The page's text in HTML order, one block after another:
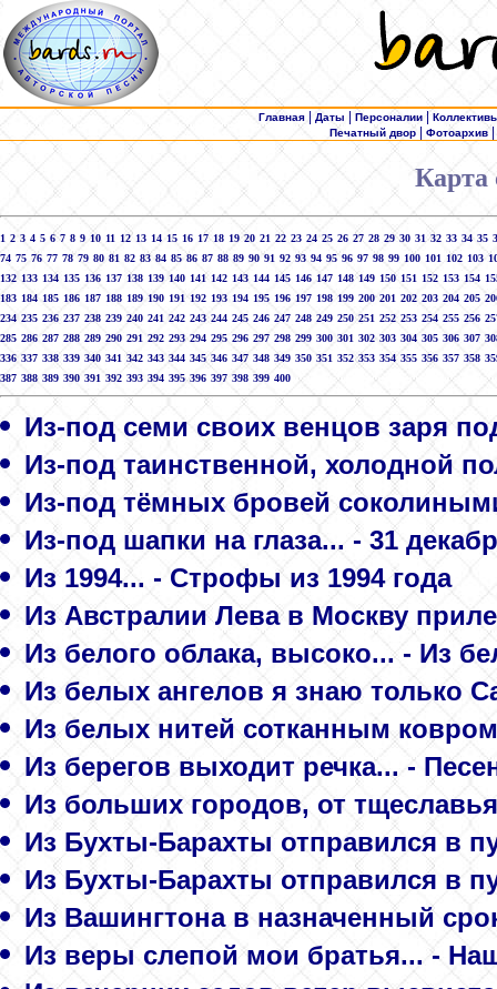
Главная| Даты Персоналии|
Печатный двор| Фотоархив
Карта
1 2 3 4 5 6 7 8 9 10 11 12 13 14 15 16 17 18 19 20 21 22 23 24 25 26 27 28 29 30 31 32 33 34 35
74 75 76 77 78 79 80 81 82 83 84 85 86 87 88 89 90 91 92 93 94 95 96 97 98 99 100 101 102 103
132 133 134 135 136 137 138 139 140 141 142 143 144 145 146 147 148 149 150 151 152 153 154
183 184 185 186 187 188 189 190 191 192 193 194 195 196 197 198 199 200 201 202 203 204 205
234 235 236 237 238 239 240 241 242 243 244 245 246 247 248 249 250 251 252 253 254 255 256
285 286 287 288 289 290 291 292 293 294 295 296 297 298 299 300 301 302 303 304 305 306 307
336 337 338 339 340 341 342 343 344 345 346 347 348 349 350 351 352 353 354 355 356 357 358
387 388 389 390 391 392 393 394 395 396 397 398 399 400
Из-под семи своих венцов заря
Из-под таинственной, холодной
Из-под тёмных бровей
Из-под шапки на глаза... - 31
Из 1994... - Строфы из 1994 года
Из Австралии Лева в Москву
Из белого облака, высоко... - Из
Из белых ангелов я знаю только
Из белых нитей сотканным
Из берегов выходит речка... -
Из больших городов, от
Из Бухты-Барахты отправился в
Из Бухты-Барахты отправился в
Из Вашингтона в назначенный
Из веры слепой мои братья... -